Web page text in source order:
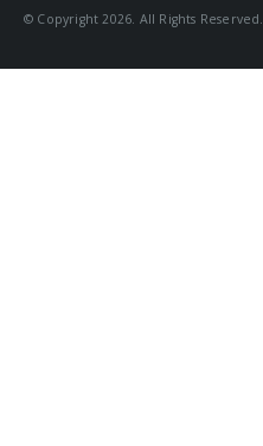
© Copyright 2026. All Rights Reserved.